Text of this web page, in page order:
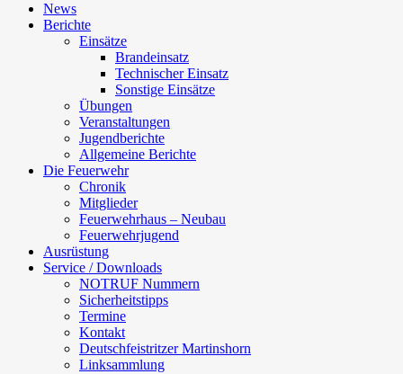
News
Berichte
Einsätze
Brandeinsatz
Technischer Einsatz
Sonstige Einsätze
Übungen
Veranstaltungen
Jugendberichte
Allgemeine Berichte
Die Feuerwehr
Chronik
Mitglieder
Feuerwehrhaus – Neubau
Feuerwehrjugend
Ausrüstung
Service / Downloads
NOTRUF Nummern
Sicherheitstipps
Termine
Kontakt
Deutschfeistritzer Martinshorn
Linksammlung